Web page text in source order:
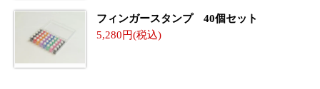
フィンガースタンプ 40個セット
5,280